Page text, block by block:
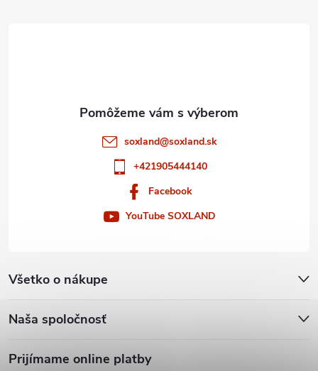
soxland@soxland.sk
+421905444140
Facebook
YouTube SOXLAND
Všetko o nákupe
Naša spoločnosť
Prijímame online platby